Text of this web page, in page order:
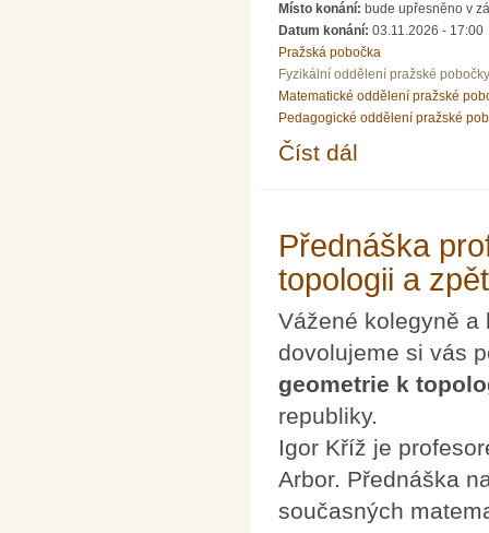
Místo konání: bude upřesněno v
Datum konání: 03.11.2026 - 17:00
Pražská pobočka
Fyzikální oddělení pražské pobočky
Matematické oddělení pražské
Pedagogické oddělení pražské
Číst dál
Přednáška
topologii a zpět
Vážené kolegyně a
dovolujeme si vás
geometrie k
republiky.
Igor Kříž je
Arbor. Přednáška
současných